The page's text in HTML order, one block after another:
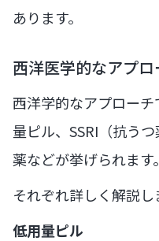
あります。
西洋医学的なアプ
西洋学的なアプロー
量ピル、SSRI（抗う
薬などが挙げられます。
それぞれ詳しく解説し
低用量ピル